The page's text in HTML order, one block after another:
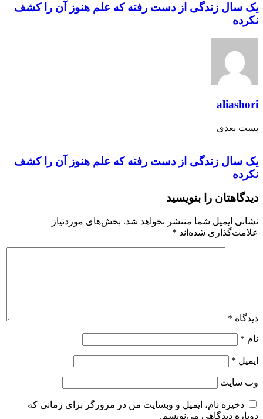
یک سال زندگی از دست رفته که علم هنوز آن را کشف
نکرده
aliashori
پست‌ بعدی
یک سال زندگی از دست رفته که علم هنوز آن را کشف
نکرده
دیدگاهتان را بنویسید
نشانی ایمیل شما منتشر نخواهد شد. بخش‌های موردنیاز
علامت‌گذاری شده‌اند *
دیدگاه *
نام *
ایمیل *
وب‌ سایت
ذخیره نام، ایمیل و وبسایت من در مرورگر برای زمانی که
دوباره دیدگاهی می‌نویسم.